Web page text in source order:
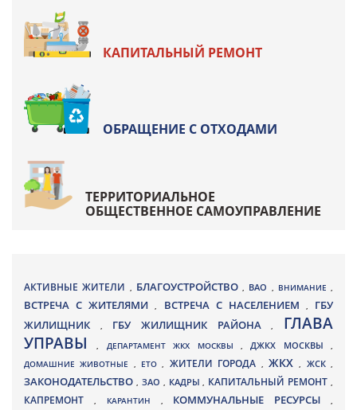
КАПИТАЛЬНЫЙ РЕМОНТ
ОБРАЩЕНИЕ С ОТХОДАМИ
ТЕРРИТОРИАЛЬНОЕ
ОБЩЕСТВЕННОЕ САМОУПРАВЛЕНИЕ
АКТИВНЫЕ ЖИТЕЛИ , БЛАГОУСТРОЙСТВО , ВАО , ВНИМАНИЕ ,
ВСТРЕЧА С ЖИТЕЛЯМИ, ВСТРЕЧА С НАСЕЛЕНИЕМ , ГБУ
ЖИЛИЩНИК
, ГБУ ЖИЛИЩНИК РАЙОНА, ГЛАВА
УПРАВЫ, ДЕПАРТАМЕНТ ЖКХ МОСКВЫ ,ДЖКХ МОСКВЫ ,
ДОМАШНИЕ ЖИВОТНЫЕ , ЕТО, ЖИТЕЛИ ГОРОДА , ЖКХ, ЖСК,
ЗАКОНОДАТЕЛЬСТВО , ЗАО , КАДРЫ, КАПИТАЛЬНЫЙ РЕМОНТ ,
КАПРЕМОНТ , КАРАНТИН , КОММУНАЛЬНЫЕ РЕСУРСЫ,